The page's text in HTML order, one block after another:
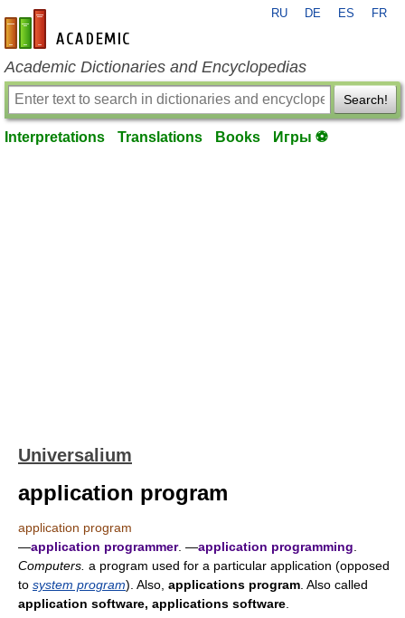
en-academic.com
RU DE ES FR
Academic Dictionaries and Encyclopedias
Search!
Interpretations Translations Books Игры ⚽
Universalium
application program
application program
—application programmer. —application programming
Computers. a program used for a particular application (opposed
to system program). Also, applications program . Also called
application software, applications software